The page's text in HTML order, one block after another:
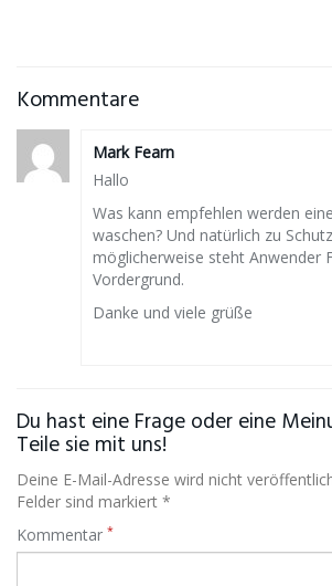
Kommentare
Mark Fearn
Hallo
Was kann empfehlen werden
waschen? Und natürlich zu
möglicherweise steht Anwender
Vordergrund.
Danke und viele grüße
Du hast eine Frage oder eine
Teile sie mit uns!
Deine E-Mail-Adresse wird nicht
Felder sind markiert *
Kommentar *